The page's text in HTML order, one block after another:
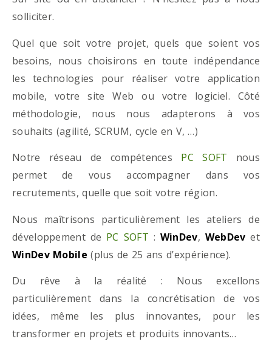
solliciter.
Quel que soit votre projet, quels que soient vos
besoins, nous choisirons en toute indépendance
les technologies pour réaliser votre application
mobile, votre site Web ou votre logiciel. Côté
méthodologie, nous nous adapterons à vos
souhaits (agilité, SCRUM, cycle en V, …)
Notre réseau de compétences PC SOFT nous
permet de vous accompagner dans vos
recrutements, quelle que soit votre région.
Nous maîtrisons particulièrement les ateliers de
développement de PC SOFT : WinDev, WebDev et
WinDev Mobile (plus de 25 ans d’expérience).
Du rêve à la réalité : Nous excellons
particulièrement dans la concrétisation de vos
idées, même les plus innovantes, pour les
transformer en projets et produits innovants…